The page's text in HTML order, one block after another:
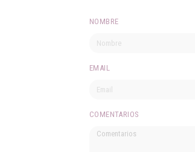
NOMBRE
EMAIL
COMENTARIOS